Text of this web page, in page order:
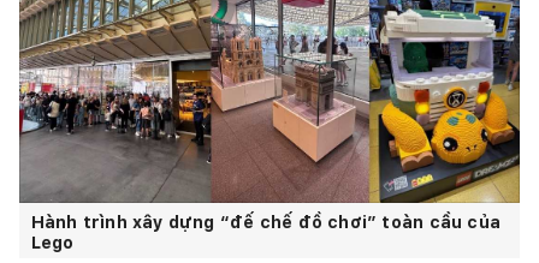
Hành trình xây dựng “đế chế đồ chơi” toàn cầu của
Lego